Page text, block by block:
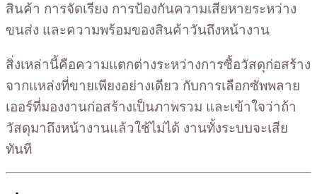
สินค้า การจัดเรียง การป้องกันความเสียหายระหว่าง
ขนส่ง และความพร้อมของสินค้าวันถึงหน้างาน
สิ่งเหล่านี้คือความแตกต่างระหว่างการซื้อวัสดุก่อสร้าง
จากแหล่งที่ขายเพียงอย่างเดียว กับการเลือกซัพพลาย
เออร์ที่มองงานก่อสร้างเป็นภาพรวม และเข้าใจว่าถ้า
วัสดุมาถึงหน้างานแล้วใช้ไม่ได้ งานทั้งระบบจะเสีย
ทันที